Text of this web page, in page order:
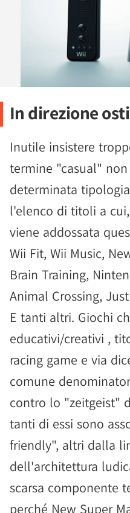
In direzione
Inutile insistere
termine "casual"
determinata
l'elenco di titoli a
viene addossata
Wii Fit, Wii Music,
Brain Training,
Animal Crossing,
E tanti altri. Giochi
educativi/creativi ,
racing game e via
comune
contro lo "zeitgeist"
tanti di essi sono
friendly", altri dalla
dell'architettura
scarsa componente
perché New Super